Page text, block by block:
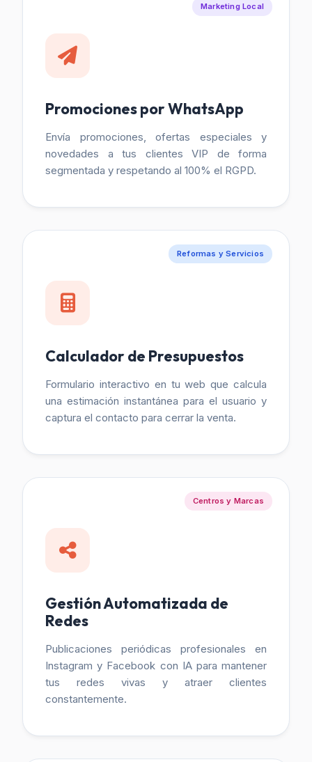
Marketing Local
Promociones por WhatsApp
Envía promociones, ofertas especiales y
novedades a tus clientes VIP de forma
segmentada y respetando al 100% el RGPD.
Reformas y Servicios
Calculador de Presupuestos
Formulario interactivo en tu web que calcula
una estimación instantánea para el usuario y
captura el contacto para cerrar la venta.
Centros y Marcas
Gestión Automatizada de
Redes
Publicaciones periódicas profesionales en
Instagram y Facebook con IA para mantener
tus redes vivas y atraer clientes
constantemente.